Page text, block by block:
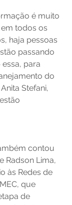
é muito
todos os
haja pessoas
passando
para
do
Stefani,
contou
Radson Lima,
às Redes de
que
de